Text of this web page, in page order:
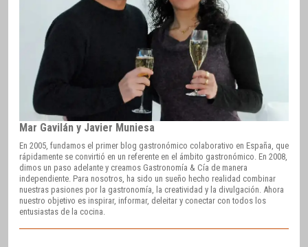
Mar Gavilán y Javier Muniesa
En 2005, fundamos el primer blog gastronómico colaborativo en España, que
rápidamente se convirtió en un referente en el ámbito gastronómico. En 2008,
dimos un paso adelante y creamos Gastronomía & Cía de manera
independiente. Para nosotros, ha sido un sueño hecho realidad combinar
nuestras pasiones por la gastronomía, la creatividad y la divulgación. Ahora
nuestro objetivo es inspirar, informar, deleitar y conectar con todos los
entusiastas de la cocina.